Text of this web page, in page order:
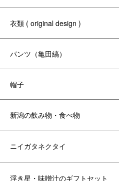
衣類 ( original design )
パンツ（亀田縞）
帽子
新潟の飲み物・食べ物
ニイガタネクタイ
浮き星・味噌汁のギフトセット